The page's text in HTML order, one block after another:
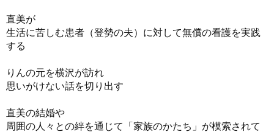
直美が
生活に苦しむ患者（登勢の夫）に対して無償の看護を実践
する
りんの元を横沢が訪れ
思いがけない話を切り出す
直美の結婚や
周囲の人々との絆を通じて「家族のかたち」が模索されて